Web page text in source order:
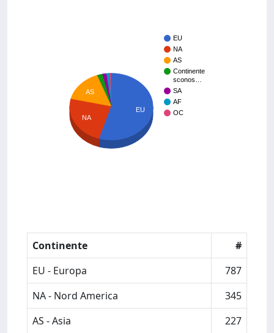
EU
NA
AS
Continente
sconos…
SA
AF
OC
AS
NA
EU
Continente
#
EU - Europa
787
NA - Nord America
345
AS - Asia
227